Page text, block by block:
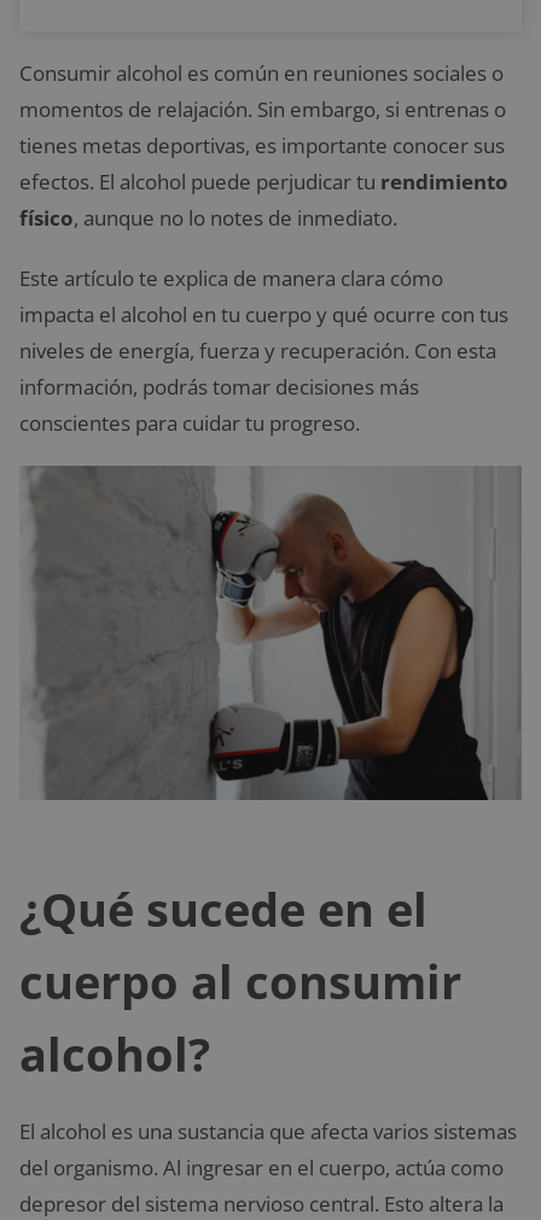
Consumir alcohol es común en reuniones sociales o
momentos de relajación. Sin embargo, si entrenas o
tienes metas deportivas, es importante conocer sus
efectos. El alcohol puede perjudicar tu rendimiento
físico, aunque no lo notes de inmediato.
Este artículo te explica de manera clara cómo
impacta el alcohol en tu cuerpo y qué ocurre con tus
niveles de energía, fuerza y recuperación. Con esta
información, podrás tomar decisiones más
conscientes para cuidar tu progreso.
¿Qué sucede en el
cuerpo al consumir
alcohol?
El alcohol es una sustancia que afecta varios sistemas
del organismo. Al ingresar en el cuerpo, actúa como
depresor del sistema nervioso central. Esto altera la